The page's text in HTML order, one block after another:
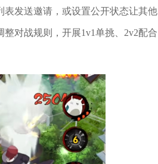
发送邀请，或设置公开状态让其他
对战规则，开展1v1单挑、2v2配合